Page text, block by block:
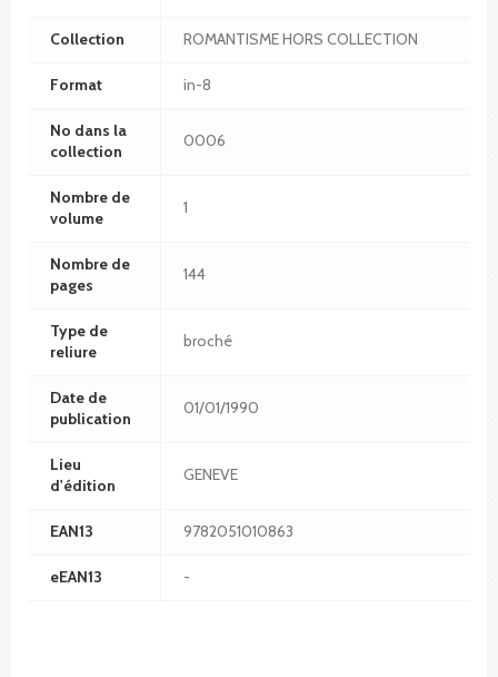
Collection ROMANTISME HORS COLLECTION
Format in-8
No dans la
collection
0006
Nombre de
volume
1
Nombre de
pages
144
Type de
reliure
broché
Date de
publication
01/01/1990
Lieu
d'édition
GENEVE
EAN13 9782051010863
eEAN13 -